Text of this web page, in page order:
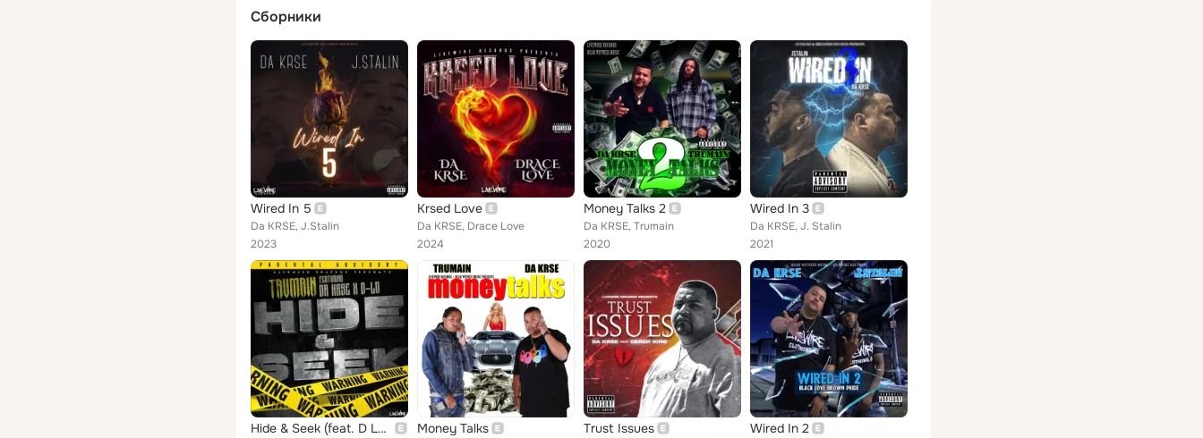
Сборники
Wired In 5
Da KRSE, J.Stalin
2023
Krsed Love
Da KRSE, Drace Love
2024
Money Talks 2
Da KRSE, Trumain
2020
Wired In 3
Da KRSE, J. Stalin
2021
Hide & Seek (feat. D Lo & Da Krse) Money Talks Trust Issues Wired In 2